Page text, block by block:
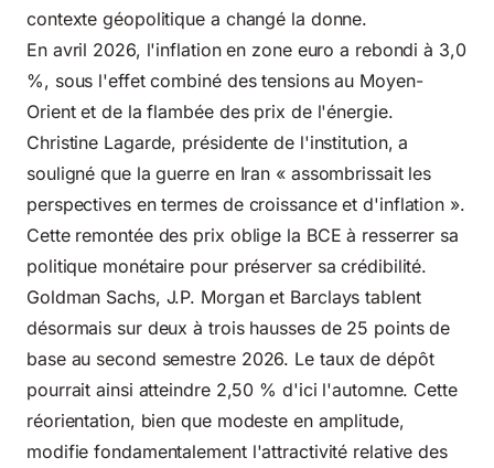
contexte géopolitiquea changé la donne.
En avril 2026, l'inflation en zone euro a rebondi à 3,0
%, sous l'effet combiné des tensions au Moyen-
Orient et de la flambée des prix de l'énergie.
Christine Lagarde, présidente de l'institution, a
souligné que la guerre en Iran « assombrissait les
perspectives en termes de croissance et d'inflation ».
Cette remontée des prix oblige la BCE à resserrer sa
politique monétaire pour préserver sa crédibilité.
Goldman Sachs, J.P. Morgan et Barclays tablent
désormais sur deux à trois hausses de 25 points de
base au second semestre 2026. Le taux de dépôt
pourrait ainsi atteindre 2,50 % d'ici l'automne. Cette
réorientation, bien que modeste en amplitude,
modifie fondamentalement l'attractivité relative des